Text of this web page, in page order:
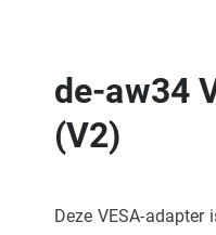
de-aw34
(V2)
Deze VESA-